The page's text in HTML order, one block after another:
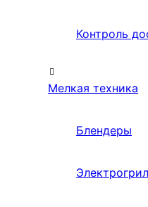
Контроль
Мелкая техника
Блендеры